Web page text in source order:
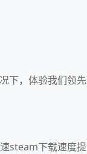
下，体验我们领先
steam下载速度提